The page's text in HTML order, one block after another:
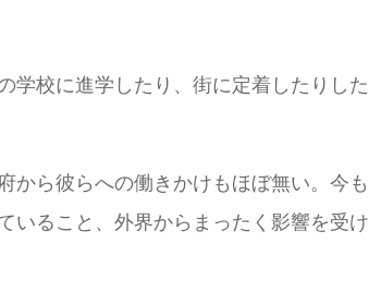
校に進学したり、街に定着したりし
ら彼らへの働きかけもほぼ無い。今
ること、外界からまったく影響を受